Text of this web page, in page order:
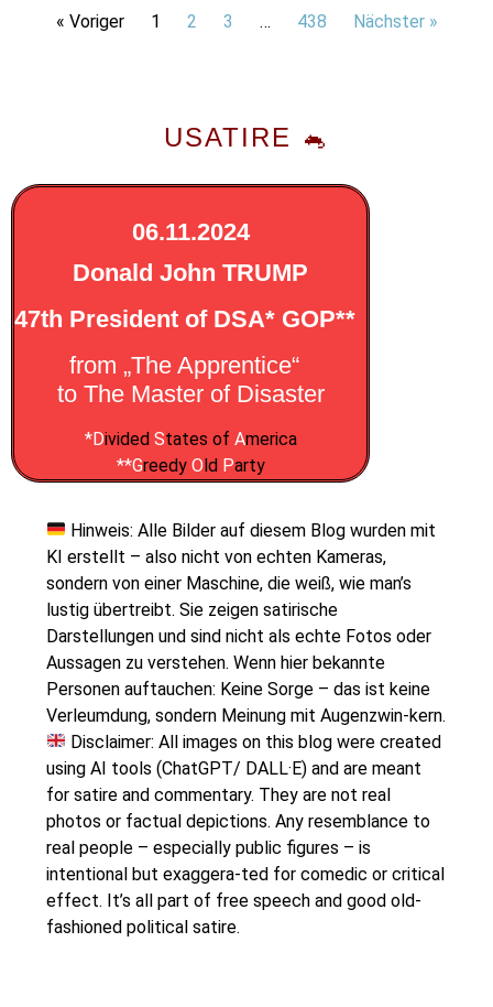
« Voriger 1 2 3 … 438 Nächster »
USATIRE 🐁
06.11.2024
Donald John TRUMP
47th President of DSA* GOP**
from „The Apprentice“
to The Master of Disaster
*Divided States of America
**Greedy Old Party
Hinweis: Alle Bilder auf diesem Blog wurden mit
KI erstellt – also nicht von echten Kameras,
sondern von einer Maschine, die weiß, wie man’s
lustig übertreibt. Sie zeigen satirische
Darstellungen und sind nicht als echte Fotos oder
Aussagen zu verstehen. Wenn hier bekannte
Personen auftauchen: Keine Sorge – das ist keine
Verleumdung, sondern Meinung mit Augenzwin-kern.
Disclaimer: All images on this blog were created
using AI tools (ChatGPT/ DALL·E) and are meant
for satire and commentary. They are not real
photos or factual depictions. Any resemblance to
real people – especially public figures – is
intentional but exaggera-ted for comedic or critical
effect. It’s all part of free speech and good old-
fashioned political satire.